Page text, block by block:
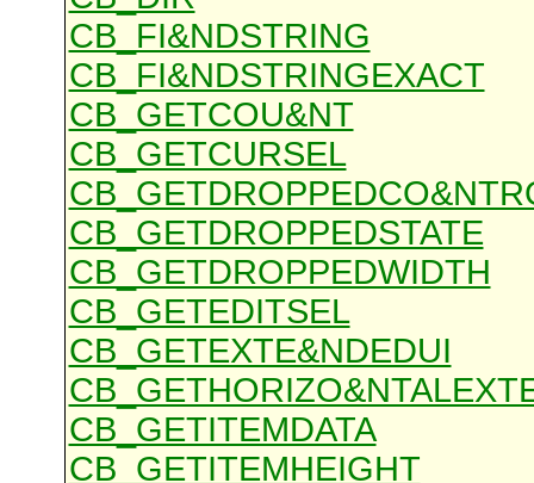
CB_FI&NDSTRING
CB_FI&NDSTRINGEXACT
CB_GETCOU&NT
CB_GETCURSEL
CB_GETDROPPEDSTATE
CB_GETDROPPEDWIDTH
CB_GETEDITSEL
CB_GETEXTE&NDEDUI
CB_GETITEMDATA
CB_GETITEMHEIGHT